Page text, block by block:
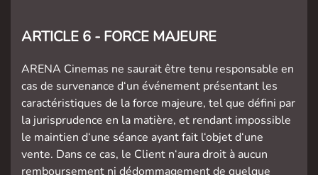
ARTICLE 6 - FORCE MAJEURE
ARENA Cinemas ne saurait être tenu responsable en
cas de survenance d‘un événement présentant les
caractéristiques de la force majeure, tel que défini par
la jurisprudence en la matière, et rendant impossible
le maintien d‘une séance ayant fait l‘objet d‘une
vente. Dans ce cas, le Client n‘aura droit à aucun
remboursement ni dédommagement de quelque